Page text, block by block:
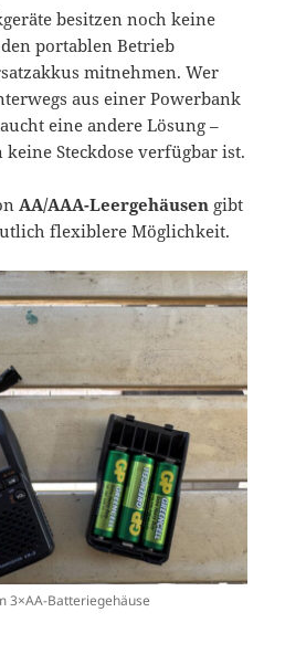
besitzen noch keine
portablen Betrieb
mitnehmen. Wer
aus einer Powerbank
eine andere Lösung –
Steckdose verfügbar ist.
AA/AAA-Leergehäusen gibt
flexiblere Möglichkeit.
3×AA-Batteriegehäuse